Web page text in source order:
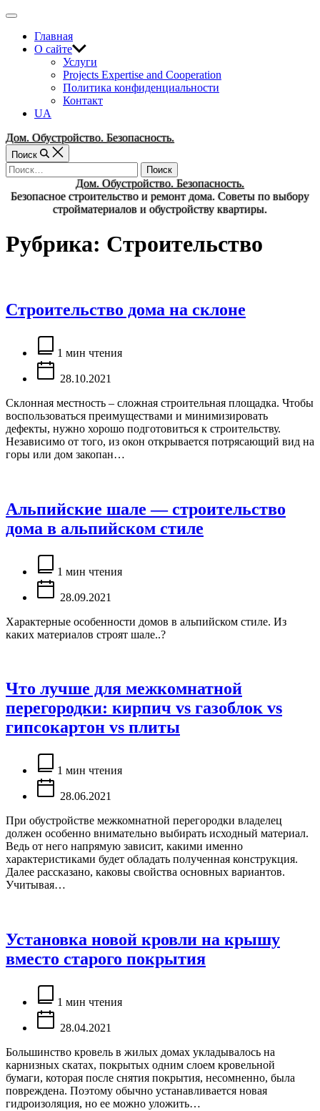
Перейти
содержимому
Вне
холстаГлавная
О сайте
Услуги
Projects Expertise and Cooperation
Политика конфиденциальности
Контакт
UA
Дом. Обустройство. Безопасность.
Поиск
Найти:
Дом. Обустройство. Безопасность.
Безопасное строительство и ремонт дома. Советы по выбору
стройматериалов и обустройству квартиры.
Рубрика: Строительство
Строительство дома на склоне
Расчётное
время
чтения
1 мин чтения
28.10.2021
Склонная местность – сложная строительная площадка. Чтобы
воспользоваться преимуществами и минимизировать
дефекты, нужно хорошо подготовиться к строительству.
Независимо от того, из окон открывается потрясающий вид на
горы или дом закопан…
Альпийские шале — строительство
дома в альпийском стиле
Расчётное
время
чтения
1 мин чтения
28.09.2021
Характерные особенности домов в альпийском стиле. Из
каких материалов строят шале..?
Что лучше для межкомнатной
перегородки: кирпич vs газоблок vs
гипсокартон vs плиты
Расчётное
время
чтения
1 мин чтения
28.06.2021
При обустройстве межкомнатной перегородки владелец
должен особенно внимательно выбирать исходный материал.
Ведь от него напрямую зависит, какими именно
характеристиками будет обладать полученная конструкция.
Далее рассказано, каковы свойства основных вариантов.
Учитывая…
Установка новой кровли на крышу
вместо старого покрытия
Расчётное
время
чтения
1 мин чтения
28.04.2021
Большинство кровель в жилых домах укладывалось на
карнизных скатах, покрытых одним слоем кровельной
бумаги, которая после снятия покрытия, несомненно, была
повреждена. Поэтому обычно устанавливается новая
гидроизоляция, но ее можно уложить…